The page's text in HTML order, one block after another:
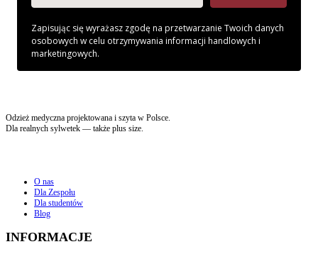
Zapisując się wyrażasz zgodę na przetwarzanie Twoich danych
osobowych w celu otrzymywania informacji handlowych i
marketingowych.
Odzież medyczna projektowana i szyta w Polsce.
Dla realnych sylwetek — także plus size.
O nas
Dla Zespołu
Dla studentów
Blog
INFORMACJE